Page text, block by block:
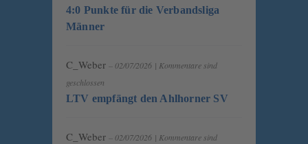
4:0 Punkte für die Verbandsliga
Männer
C_Weber – 02/07/2026 | Kommentare sind
geschlossen
LTV empfängt den Ahlhorner SV
C_Weber – 02/07/2026 | Kommentare sind